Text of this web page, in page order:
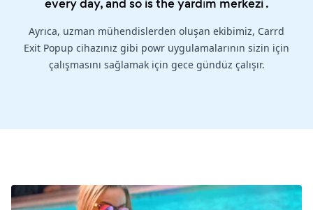
every day, and so is theyardım merkezi.
Ayrıca, uzman mühendislerden oluşan ekibimiz, Carrd
Exit Popup cihazınız gibi powr uygulamalarının sizin için
çalışmasını sağlamak için gece gündüz çalışır.